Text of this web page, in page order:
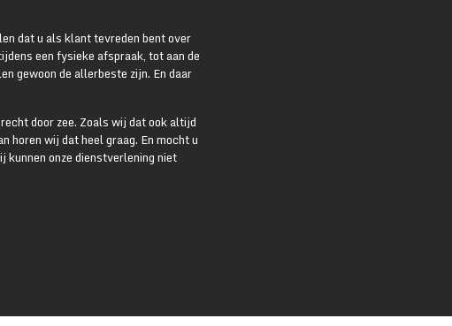
dat u als klant tevreden bent over
een fysieke afspraak, tot aan de
gewoon de allerbeste zijn. En daar
door zee. Zoals wij dat ook altijd
horen wij dat heel graag. En mocht u
kunnen onze dienstverlening niet